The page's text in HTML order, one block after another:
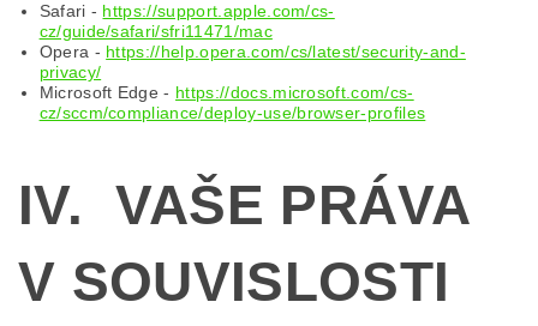
Safari - https://support.apple.com/cs-
cz/guide/safari/sfri11471/mac
Opera - https://help.opera.com/cs/latest/security-and-
privacy/
Microsoft Edge - https://docs.microsoft.com/cs-
cz/sccm/compliance/deploy-use/browser-profiles
IV. VAŠE PRÁVA
V SOUVISLOSTI